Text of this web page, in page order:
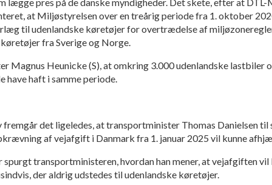
at Miljøstyrelsen over en treårig periode fra 1. oktober
til udenlandske køretøjer for overtrædelse af
fra Sverige og Norge.
Magnus Heunicke (S), at omkring 3.000 udenlandske lastbiler
have haft i samme periode.
det ligeledes, at transportminister Thomas Danielsen til
af vejafgift i Danmark fra 1. januar 2025 vil kunne
transportministeren, hvordan han mener, at vejafgiften
der aldrig udstedes til udenlandske køretøjer.